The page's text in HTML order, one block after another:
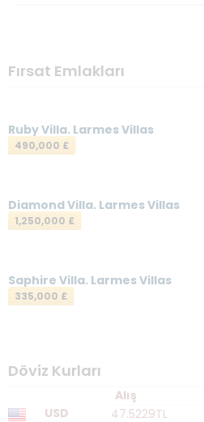
Fırsat Emlakları
Ruby Villa. Larmes Villas
490,000 £
Diamond Villa. Larmes Villas
1,250,000 £
Saphire Villa. Larmes Villas
335,000 £
Döviz Kurları
Alış
USD
47.5229TL